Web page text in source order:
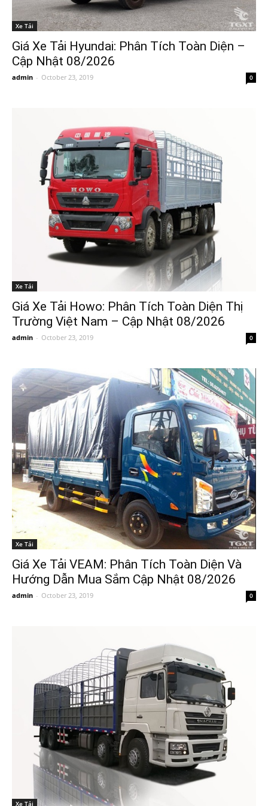
Xe Tải
Giá Xe Tải Hyundai: Phân Tích Toàn Diện –
Cập Nhật 08/2026
admin - October 23, 2019 0
Xe Tải
Giá Xe Tải Howo: Phân Tích Toàn Diện Thị
Trường Việt Nam – Cập Nhật 08/2026
admin - October 23, 2019 0
Xe Tải
Giá Xe Tải VEAM: Phân Tích Toàn Diện Và
Hướng Dẫn Mua Sắm Cập Nhật 08/2026
admin - October 23, 2019 0
Xe Tải